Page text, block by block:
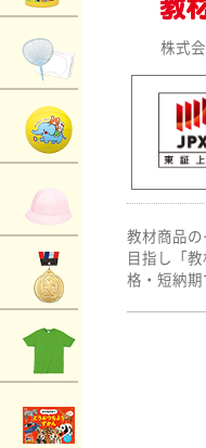
株式
教材商品
目指し「
格・短納